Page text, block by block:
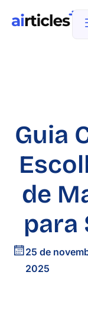
Guia
de
para
25 de
2025